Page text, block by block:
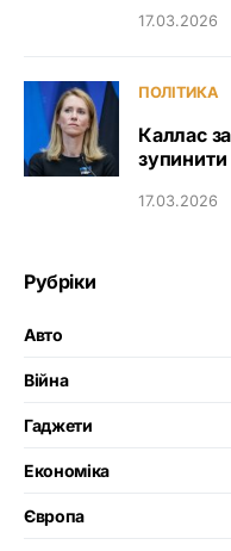
17.03.2026
ПОЛІТИКА
Каллас
зупинити
17.03.2026
Рубріки
Авто
Війна
Гаджети
Економіка
Європа